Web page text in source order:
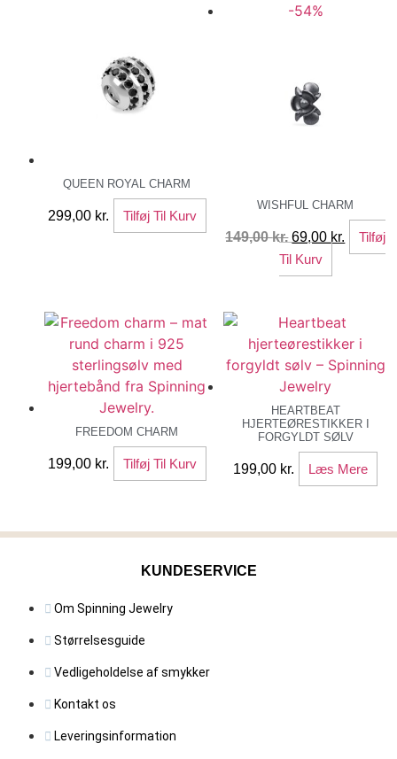
QUEEN ROYAL CHARM
299,00 kr. Tilføj Til Kurv
-54%
WISHFUL CHARM
149,00kr. Den
oprindelige
pris
149,00 kr..
69,00 kr. Den
aktuelle
69,00
Tilføj
Til Kurv
FREEDOM CHARM
199,00 kr. Tilføj Til Kurv
HEARTBEAT
HJERTEØRESTIKKER I
FORGYLDT SØLV
199,00 kr. Læs Mere
KUNDESERVICE
Om Spinning Jewelry
Størrelsesguide
Vedligeholdelse af smykker
Kontakt os
Leveringsinformation